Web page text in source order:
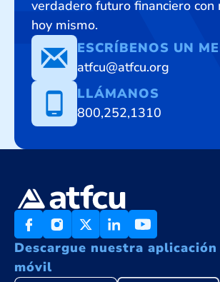
verdadero futuro financiero con
hoy mismo.
ESCRÍBENOS UN
atfcu@atfcu.org
LLÁMANOS
800,252,1310
Descargue nuestra aplicación
móvil